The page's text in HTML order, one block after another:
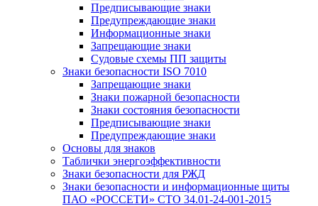
Предписывающие знаки
Предупреждающие знаки
Информационные знаки
Запрещающие знаки
Судовые схемы ПП защиты
Знаки безопасности ISO 7010
Запрещающие знаки
Знаки пожарной безопасности
Знаки состояния безопасности
Предписывающие знаки
Предупреждающие знаки
Основы для знаков
Таблички энергоэффективности
Знаки безопасности для РЖД
Знаки безопасности и информационные щиты
ПАО «РОССЕТИ» СТО 34.01-24-001-2015